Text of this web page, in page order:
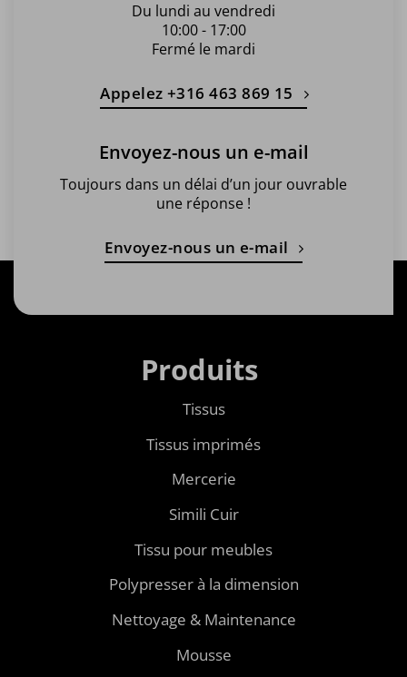
Du lundi au vendredi
10:00 - 17:00
Fermé le mardi
Appelez +316 463 869 15
Envoyez-nous un e-mail
Toujours dans un délai d’un jour ouvrable
une réponse !
Envoyez-nous un e-mail
Produits
Tissus
Tissus imprimés
Mercerie
Simili Cuir
Tissu pour meubles
Polypresser à la dimension
Nettoyage & Maintenance
Mousse